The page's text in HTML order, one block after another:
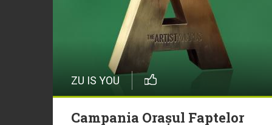
ZU IS YOU
Campania Orașul Faptelor